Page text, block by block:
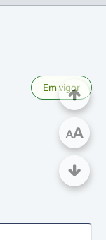
Em vigor
AA